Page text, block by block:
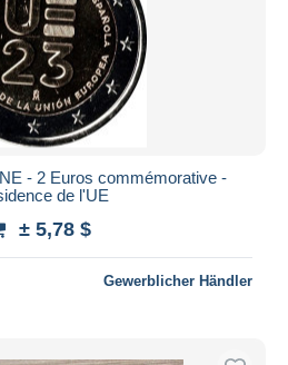
- 2 Euros commémorative -
de l'UE
± 5,78 $
Gewerblicher Händler